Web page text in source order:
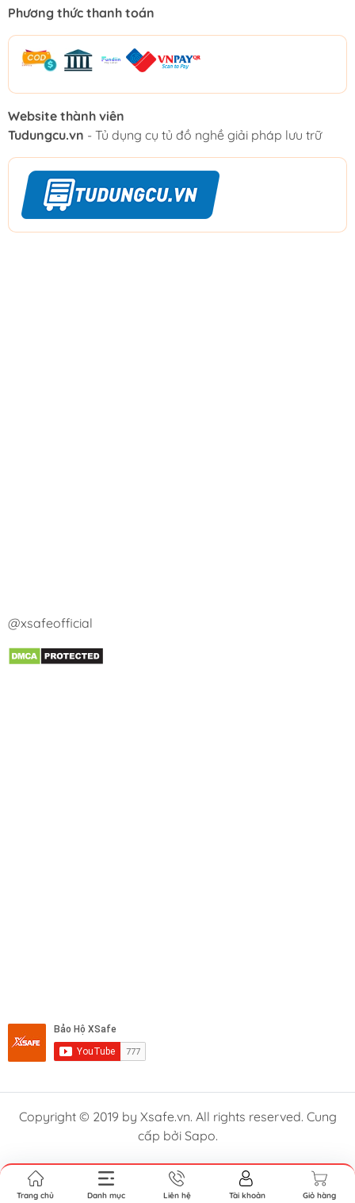
Phương thức thanh toán
Website thành viên
Tudungcu.vn - Tủ dụng cụ tủ đồ nghề giải pháp lưu trữ
@xsafeofficial
Copyright © 2019 by Xsafe.vn. All rights reserved. Cung
cấp bởi Sapo.
Trang chủ Danh mục Liên hệ Tài khoản Giỏ hàng